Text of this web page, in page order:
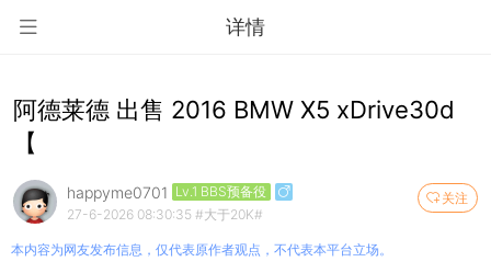
详情
阿德莱德 出售 2016 BMW X5 xDrive30d
【
关注
happyme0701 Lv.1 BBS预备役
27-6-2026 08:30:35 #大于20K#
本内容为网友发布信息，仅代表原作者观点，不代表本平台立场。